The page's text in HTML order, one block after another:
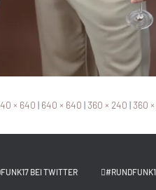
× 640 | 640 × 640 |360 × 240 |360
BEI TWITTER